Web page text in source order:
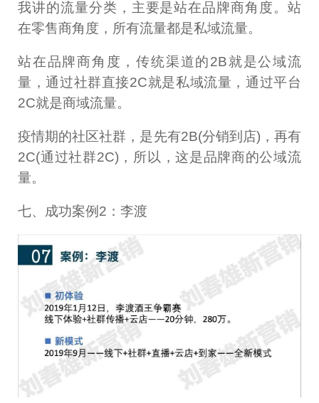
我讲的流量分类，主要是站在品牌商角度。站
在零售商角度，所有流量都是私域流量。
站在品牌商角度，传统渠道的2B就是公域流
量，通过社群直接2C就是私域流量，通过平台
2C就是商域流量。
疫情期的社区社群，是先有2B(分销到店)，再有
2C(通过社群2C)，所以，这是品牌商的公域流
量。
七、成功案例2：李渡